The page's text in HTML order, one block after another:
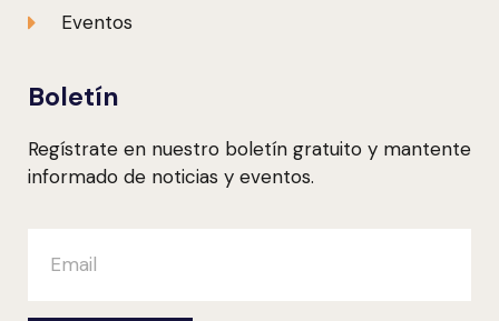
Eventos
Boletín
Regístrate en nuestro boletín gratuito y mantente
informado de noticias y eventos.